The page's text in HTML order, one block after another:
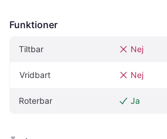
Funktioner
Tiltbar Nej
Vridbart Nej
Roterbar Ja